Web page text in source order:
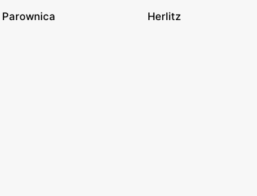
Parownica Herlitz